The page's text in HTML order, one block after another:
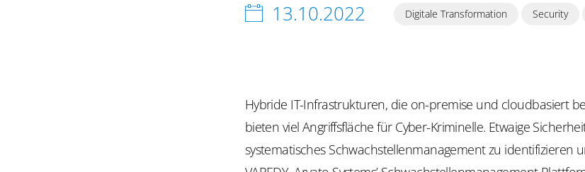
13.10.2022 Digitale Transformation Security
Hybride IT-Infrastrukturen, die on-premise und cloudbasiert
bieten viel Angriffsfläche für Cyber-Kriminelle. Etwaige
systematisches Schwachstellenmanagement zu identifizieren